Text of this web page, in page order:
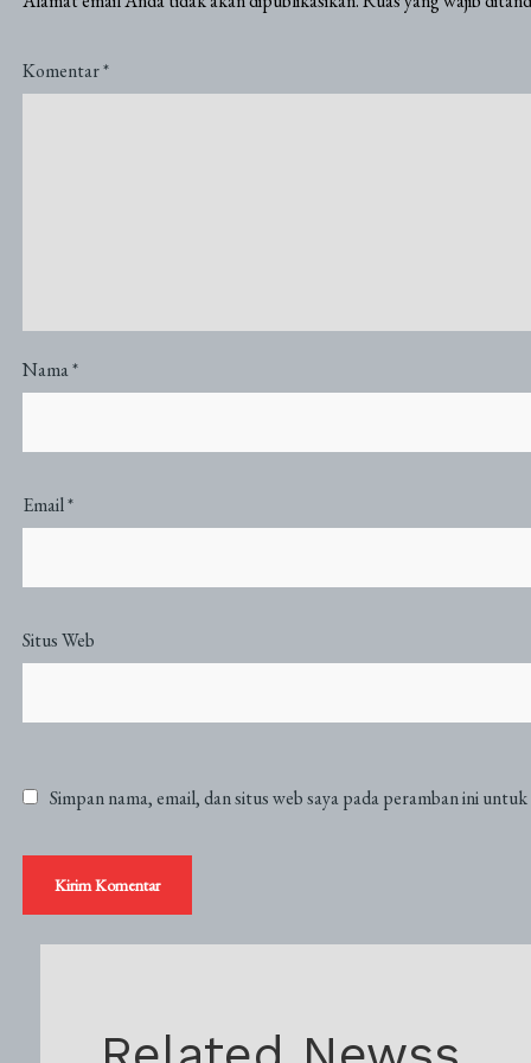
Komentar*
Nama*
Email*
Situs Web
Simpan nama, email, dan situs web saya pada peramban ini